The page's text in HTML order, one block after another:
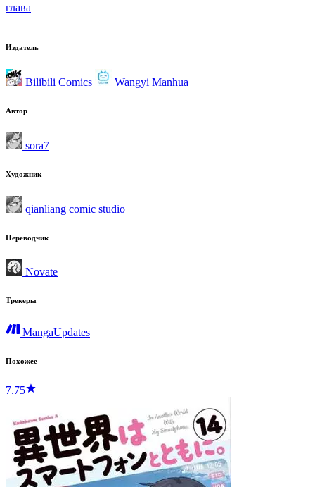
глава
Издатель
Bilibili Comics Wangyi Manhua
Автор
sora7
Художник
qianliang comic studio
Переводчик
Novate
Трекеры
MangaUpdates
Похожее
7.75